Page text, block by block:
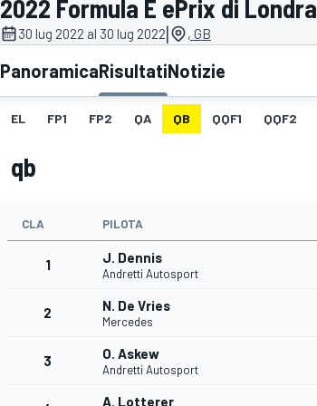
MOTOGP WEC
WRC
2022 Formula E ePrix di Londra I
30 lug 2022 al 30 lug 2022| , GB
PanoramicaRisultatiNotizie
EL FP1 FP2 QA QB QQF1 QQF2
qb
CLA PILOTA
1 J. Dennis
Andretti Autosport
2 N. De Vries
Mercedes
3 O. Askew
Andretti Autosport
A. Lotterer